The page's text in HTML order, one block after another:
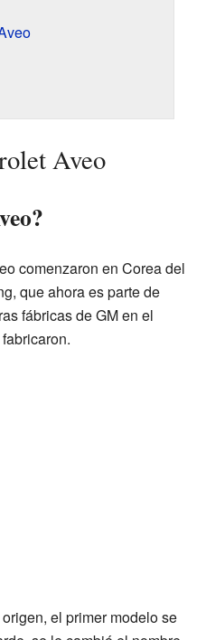
Aveo
comenzaron en Corea del
que ahora es parte de
fábricas de GM en el
el primer modelo se